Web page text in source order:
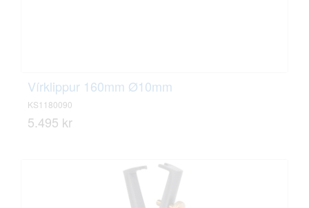
Vírklippur 160mm Ø10mm
KS1180090
5.495 kr